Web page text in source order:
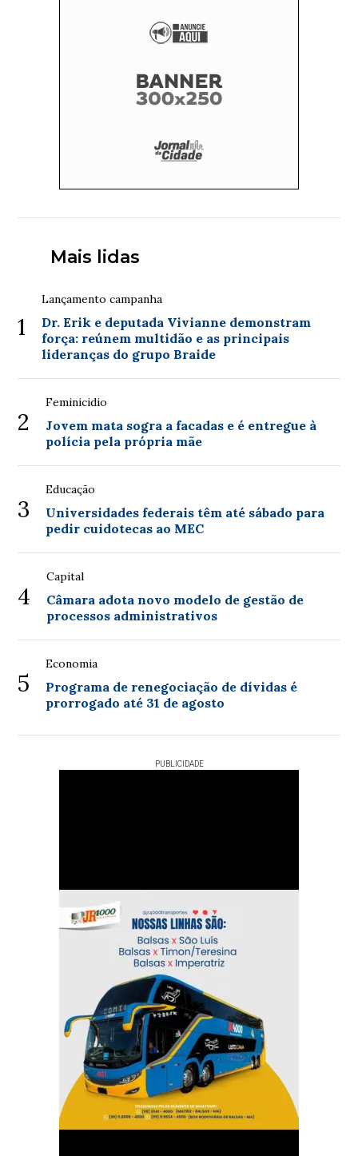
Mais lidas
1
Lançamento campanha
Dr. Erik e deputada Vivianne demonstram
força: reúnem multidão e as principais
lideranças do grupo Braide
2
Feminicidio
Jovem mata sogra a facadas e é entregue à
polícia pela própria mãe
3
Educação
Universidades federais têm até sábado para
pedir cuidotecas ao MEC
4
Capital
Câmara adota novo modelo de gestão de
processos administrativos
5
Economia
Programa de renegociação de dívidas é
prorrogado até 31 de agosto
PUBLICIDADE